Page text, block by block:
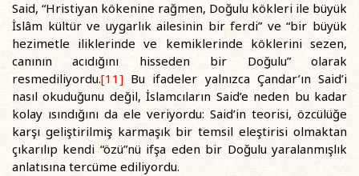
Said, “Hristiyan kökenine rağmen, Doğulu kökleri ile büyük
İslâm kültür ve uygarlık ailesinin bir ferdi” ve “bir büyük
hezimetle iliklerinde ve kemiklerinde köklerini sezen,
canının acıdığını hisseden bir Doğulu” olarak
resmediliyordu.[11] Bu ifadeler yalnızca Çandar’ın Said’i
nasıl okuduğunu değil, İslamcıların Said’e neden bu kadar
kolay ısındığını da ele veriyordu: Said’in teorisi, özcülüğe
karşı geliştirilmiş karmaşık bir temsil eleştirisi olmaktan
çıkarılıp kendi “özü”nü ifşa eden bir Doğulu yaralanmışlık
anlatısına tercüme ediliyordu.